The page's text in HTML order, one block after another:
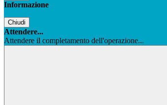
Informazione
Chiudi
Attendere...
Attendere il completamento dell'operazione...